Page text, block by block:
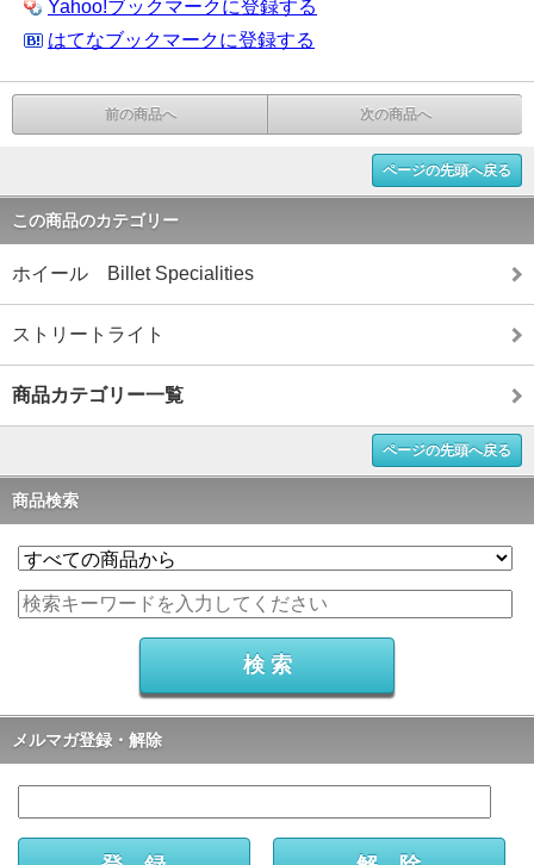
Yahoo!ブックマークに登録する
はてなブックマークに登録する
前の商品へ 次の商品へ
ページの先頭へ戻る
この商品のカテゴリー
ホイール Billet Specialities
ストリートライト
商品カテゴリー一覧
ページの先頭へ戻る
商品検索
メルマガ登録・解除